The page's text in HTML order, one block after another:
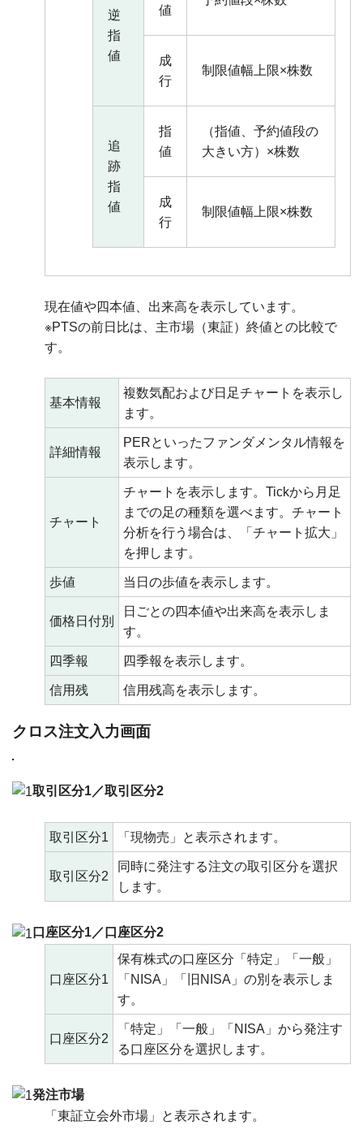
逆
指
値
値
成
行
制限値幅上限×株数
追
跡
指
値
指
値
（指値、予約値段の
大きい方）×株数
成
行
制限値幅上限×株数
現在値や四本値、出来高を表示しています。
※PTSの前日比は、主市場（東証）終値との比較で
す。
基本情報
複数気配および日足チャートを表示し
ます。
詳細情報
PERといったファンダメンタル情報を
表示します。
チャート
チャートを表示します。Tickから月足
までの足の種類を選べます。チャート
分析を行う場合は、「チャート拡大」
を押します。
歩値 当日の歩値を表示します。
価格日付別
日ごとの四本値や出来高を表示しま
す。
四季報 四季報を表示します。
信用残 信用残高を表示します。
クロス注文入力画面
取引区分1／取引区分2
取引区分1 「現物売」と表示されます。
取引区分2
同時に発注する注文の取引区分を選択
します。
口座区分1／口座区分2
口座区分1
保有株式の口座区分「特定」「一般」
「NISA」「旧NISA」の別を表示しま
す。
口座区分2
「特定」「一般」「NISA」から発注す
る口座区分を選択します。
発注市場
「東証立会外市場」と表示されます。